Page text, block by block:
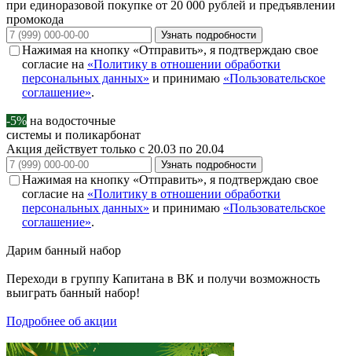
при единоразовой покупке от 20 000 рублей и предъявлении
промокода
Узнать подробности
Нажимая на кнопку «Отправить», я подтверждаю свое
согласие на «Политику в отношении обработки
персональных данных» и принимаю «Пользовательское
соглашение».
-5% на водосточные
системы и поликарбонат
Акция действует только с 20.03 по 20.04
Узнать подробности
Нажимая на кнопку «Отправить», я подтверждаю свое
согласие на «Политику в отношении обработки
персональных данных» и принимаю «Пользовательское
соглашение».
Дарим банный набор
Переходи в группу Капитана в ВК и получи возможность
выиграть банный набор!
Подробнее об акции